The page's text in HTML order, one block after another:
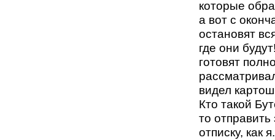
которые
а вот с
остановят
где они
готовят
видел
Кто такой
то
отписку, как